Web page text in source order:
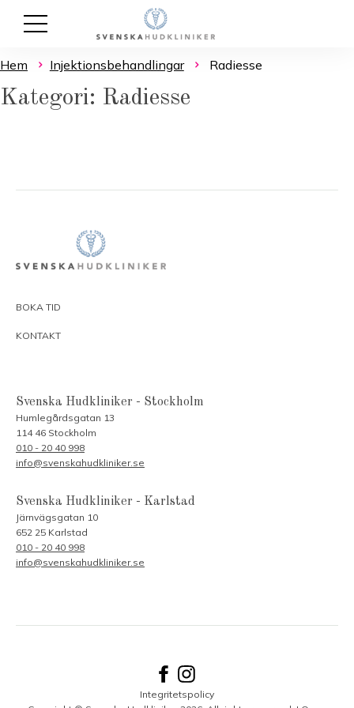
Hem Injektionsbehandlingar Radiesse
Kategori: Radiesse
BOKA TID
KONTAKT
Svenska Hudkliniker - Stockholm
Humlegårdsgatan 13
114 46 Stockholm
010 - 20 40 998
info@svenskahudkliniker.se
Svenska Hudkliniker - Karlstad
Järnvägsgatan 10
652 25 Karlstad
010 - 20 40 998
info@svenskahudkliniker.se
Integritetspolicy